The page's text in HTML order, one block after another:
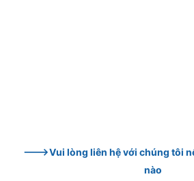
--->Vui lòng liên hệ với chúng tôi
nào